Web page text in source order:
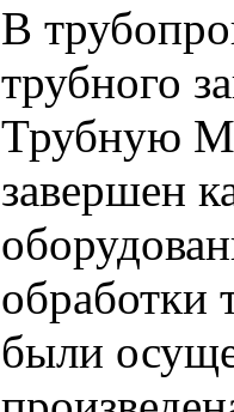
В
трубного
Трубную
завершен
обработки
были